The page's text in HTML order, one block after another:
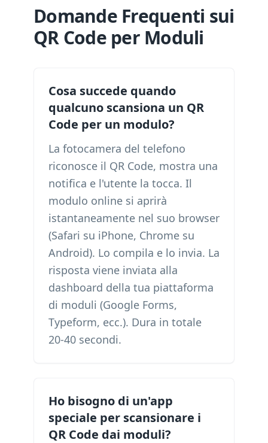
Domande Frequenti sui
QR Code per Moduli
Cosa succede quando
qualcuno scansiona un QR
Code per un modulo?
La fotocamera del telefono
riconosce il QR Code, mostra una
notifica e l'utente la tocca. Il
modulo online si aprirà
istantaneamente nel suo browser
(Safari su iPhone, Chrome su
Android). Lo compila e lo invia. La
risposta viene inviata alla
dashboard della tua piattaforma
di moduli (Google Forms,
Typeform, ecc.). Dura in totale
20-40 secondi.
Ho bisogno di un'app
speciale per scansionare i
QR Code dai moduli?